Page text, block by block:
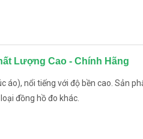
Lượng Cao - Chính Hãng
áo), nổi tiếng với độ bền cao. Sản
đồng hồ đo khác.